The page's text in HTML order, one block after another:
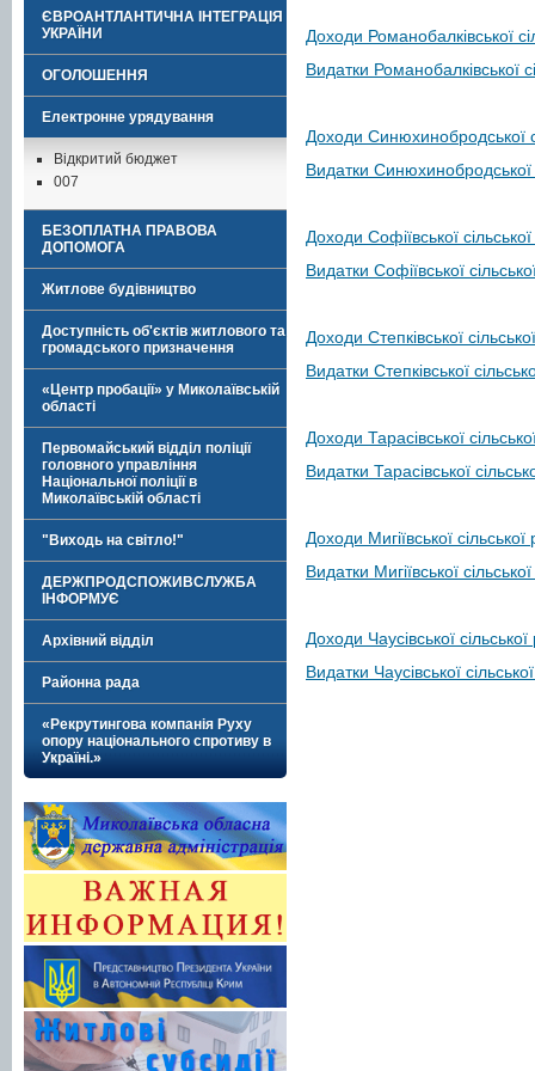
ЄВРОАНТЛАНТИЧНА ІНТЕГРАЦІЯ
УКРАЇНИ
ОГОЛОШЕННЯ
Електронне урядування
Відкритий бюджет
007
БЕЗОПЛАТНА ПРАВОВА
ДОПОМОГА
Житлове будівництво
Доступність об'єктів житлового та
громадського призначення
«Центр пробації» у Миколаївській
області
Первомайський відділ поліції
головного управління
Національної поліції в
Миколаївській області
"Виходь на світло!"
ДЕРЖПРОДСПОЖИВСЛУЖБА
ІНФОРМУЄ
Архівний відділ
Районна рада
«Рекрутингова компанія Руху
опору національного спротиву в
Україні.»
Доходи Романобалківської
Видатки Романобалківської
Доходи Синюхинобродської
Видатки Синюхинобродської
Доходи Софіївської
Видатки Софіївської
Доходи Степківської
Видатки Степківської
Доходи Тарасівської
Видатки Тарасівської
Доходи Мигіївської сільської
Видатки Мигіївської
Доходи Чаусівської
Видатки Чаусівської